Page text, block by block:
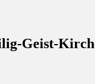
Geist-